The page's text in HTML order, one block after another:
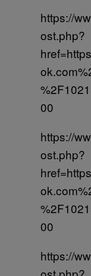
https://
ost.php?
00
https://
ost.php?
00
https://